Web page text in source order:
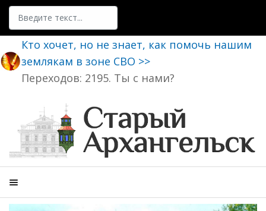
Поиск
Кто хочет, но не знает, как помочь нашим
землякам в зоне СВО >>
Переходов: 2195. Ты с нами?